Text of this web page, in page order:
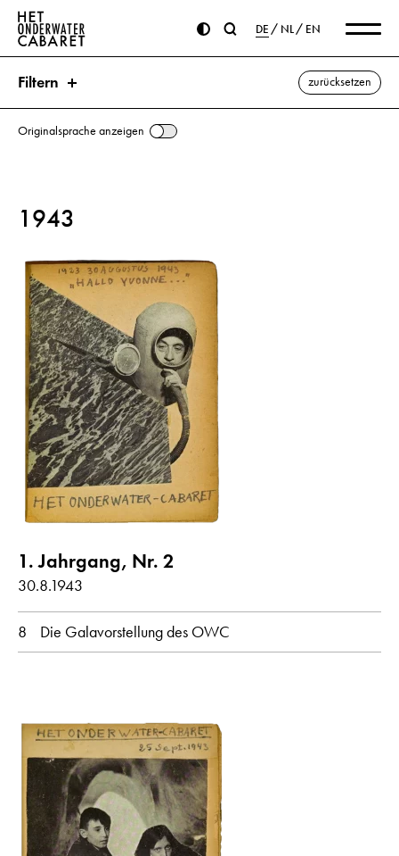
DE NL EN
Filtern zurücksetzen
Onderwater-Cabaret ⌫
Breedenbeek, Cornelis
Churchill, Winston
DNB (Deutsches Nachrichtenbüro)
England
Hitler, Adolf
Illustration Kriegsende
Roosevelt, Franklin D.
Siegfried-Linie
Zeitung
alle anzeigen
alle 1943 1944 1945
alle Januar März Mai Juni
September
Originalsprache
alle Niederländisch Deutsch
Originalsprache anzeigen
1943
1. Jahrgang, Nr. 2
30.8.1943
8 Die Galavorstellung des OWC